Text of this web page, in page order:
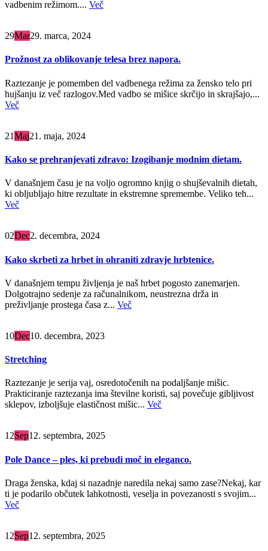
vadbenim režimom.... Več
29Mar29. marca, 2024
Prožnost za oblikovanje telesa brez napora.
Raztezanje je pomemben del vadbenega režima za žensko telo pri
hujšanju iz več razlogov.Med vadbo se mišice skrčijo in skrajšajo,...
Več
21Maj21. maja, 2024
Kako se prehranjevati zdravo: Izogibanje modnim dietam.
V današnjem času je na voljo ogromno knjig o shujševalnih dietah,
ki obljubljajo hitre rezultate in ekstremne spremembe. Veliko teh...
Več
02Dec2. decembra, 2024
Kako skrbeti za hrbet in ohraniti zdravje hrbtenice.
V današnjem tempu življenja je naš hrbet pogosto zanemarjen.
Dolgotrajno sedenje za računalnikom, neustrezna drža in
preživljanje prostega časa z... Več
10Dec10. decembra, 2023
Stretching
Raztezanje je serija vaj, osredotočenih na podaljšanje mišic.
Prakticiranje raztezanja ima številne koristi, saj povečuje gibljivost
sklepov, izboljšuje elastičnost mišic... Več
12Sep12. septembra, 2025
Pole Dance – ples, ki prebudi moč in eleganco.
Draga ženska, kdaj si nazadnje naredila nekaj samo zase?Nekaj, kar
ti je podarilo občutek lahkotnosti, veselja in povezanosti s svojim...
Več
12Sep12. septembra, 2025